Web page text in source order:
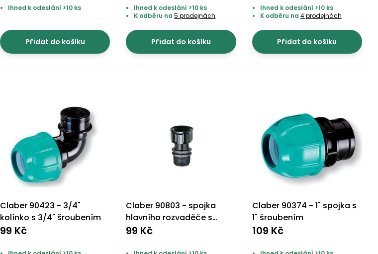
Ihned k odeslání >10 ks
Přidat do košíku
Ihned k odeslání >10 ks
K odběru na5 prodejnách
Přidat do košíku
Ihned k odeslání >10 ks
K odběru na 4 prodejnách
Přidat do košíku
Claber 90423 - 3/4"
kolínko s 3/4" šroubením
99 Kč
Claber 90803 - spojka
hlavního rozvaděče s
převlečnou maticí
99 Kč
Claber 90374 - 1" spojka s
1" šroubením
109 Kč